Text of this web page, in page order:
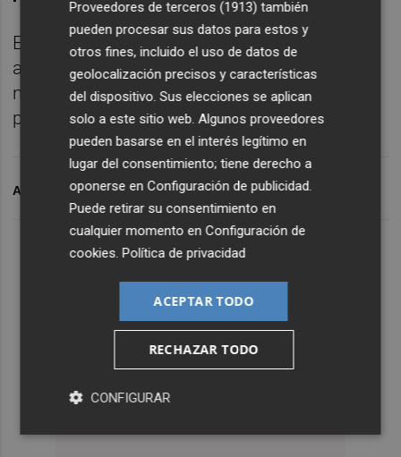
En el mercado de divisas, el euro se ha
apreciado frente al dólar y ha recuperado de
nuevo la cota de los 1,06 dólares, que había
perdido al cierre de la sesión del jueves.
ARCHIVADO EN BOLSA SEMANA IBEX SEMANA
Proveedores de terceros (1913) también
pueden procesar sus datos para estos y
otros fines, incluido el uso de datos de
geolocalización precisos y características
del dispositivo. Sus elecciones se aplican
solo a este sitio web. Algunos proveedores
pueden basarse en el interés legítimo en
lugar del consentimiento; tiene derecho a
oponerse enConfiguración de publicidad.
Puede retirar su consentimiento en
cualquier momento enConfiguración de
cookies.Política de privacidad
ACEPTAR TODO
RECHAZAR TODO
CONFIGURAR